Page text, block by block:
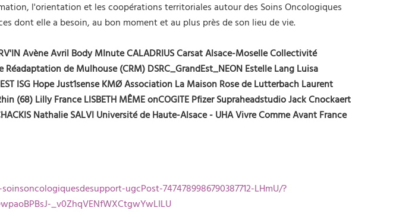
l'orientation et les coopérations territoriales autour des Soins Oncologiques
dont elle a besoin, au bon moment et au plus près de son lieu de vie.
Avène Avril Body MInuteCALADRIUSCarsat Alsace-MoselleCollectivité
Réadaptation de Mulhouse (CRM) DSRC_GrandEst_NEON Estelle Lang Luisa
ISG HopeJust1sense KMØAssociation La Maison Rose de Lutterbach Laurent
(68) Lilly FranceLISBETH MÊMEonCOGITE Pfizer SupraheadstudioJack Cnockaert
Nathalie SALVI Université de Haute-Alsace - UHAVivre Comme Avant France
ugcPost-7474789986790387712-LHmU/?
_v0ZhqVENfWXCtgwYwLILU